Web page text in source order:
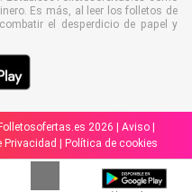
Es más, al leer los folletos de
el desperdicio de papel y
2026 | Aviso|
Privacidad Política de cookies